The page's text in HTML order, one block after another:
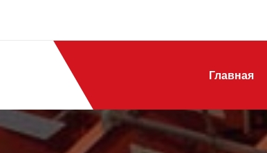
Главная